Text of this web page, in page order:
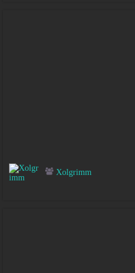
Xolgrimm